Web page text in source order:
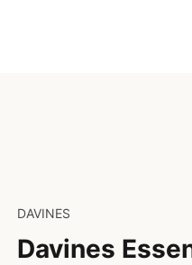
DAVINES
Davines